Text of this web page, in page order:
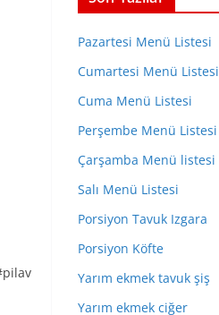
Pazartesi Menü Listesi
Cumartesi Menü Listesi
Cuma Menü Listesi
Perşembe Menü Listesi
Çarşamba Menü listesi
Salı Menü Listesi
Porsiyon Tavuk Izgara
Porsiyon Köfte
Yarım ekmek tavuk şiş
Yarım ekmek ciğer